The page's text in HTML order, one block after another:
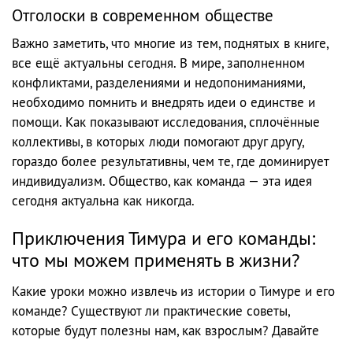
Отголоски в современном обществе
Важно заметить, что многие из тем, поднятых в книге,
все ещё актуальны сегодня. В мире, заполненном
конфликтами, разделениями и недопониманиями,
необходимо помнить и внедрять идеи о единстве и
помощи. Как показывают исследования, сплочённые
коллективы, в которых люди помогают друг другу,
гораздо более результативны, чем те, где доминирует
индивидуализм. Общество, как команда — эта идея
сегодня актуальна как никогда.
Приключения Тимура и его команды:
что мы можем применять в жизни?
Какие уроки можно извлечь из истории о Тимуре и его
команде? Существуют ли практические советы,
которые будут полезны нам, как взрослым? Давайте